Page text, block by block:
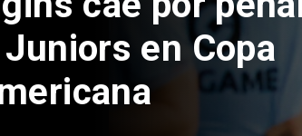
positivo en test